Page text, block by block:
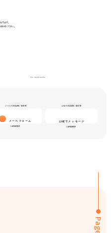
ります。
わせください。
Our social media
メールでのお問い合わせ
メールフォーム
24時間受付
LINEでのお問い合わせ
LINEでメッセージ
24時間受付